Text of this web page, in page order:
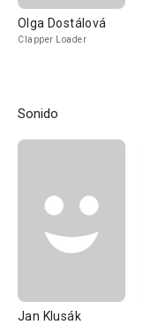
Olga Dostálová
Clapper Loader
Sonido
Jan Klusák